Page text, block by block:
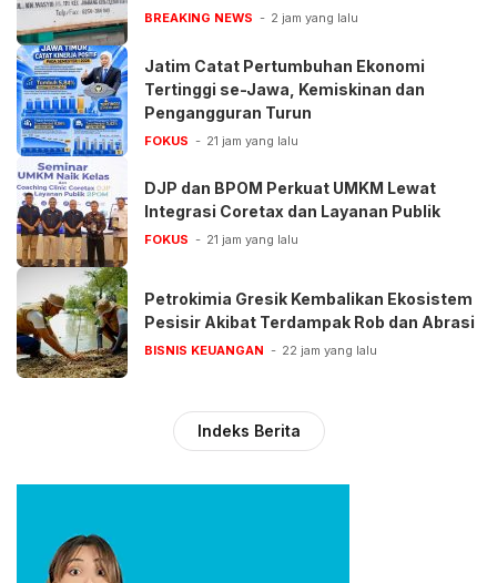
BREAKING NEWS 2 jam yang lalu
Jatim Catat Pertumbuhan Ekonomi
Tertinggi se-Jawa, Kemiskinan dan
Pengangguran Turun
FOKUS 21 jam yang lalu
DJP dan BPOM Perkuat UMKM Lewat
Integrasi Coretax dan Layanan Publik
FOKUS 21 jam yang lalu
Petrokimia Gresik Kembalikan Ekosistem
Pesisir Akibat Terdampak Rob dan Abrasi
BISNIS KEUANGAN 22 jam yang lalu
Indeks Berita